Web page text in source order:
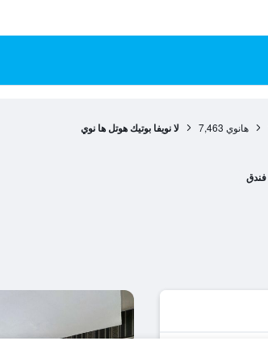
هانوي 7,463 لا نويفا بوتيك هوتل ها نوي
فندق